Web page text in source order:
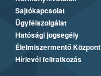
Sajtókapcsolat
Ügyfélszolgálat
Hatósági jogsegély
Élelmiszermentő Központ
Hírlevél feliratkozás